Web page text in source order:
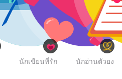
นักเขียนที่รัก นักอ่านตัวยง